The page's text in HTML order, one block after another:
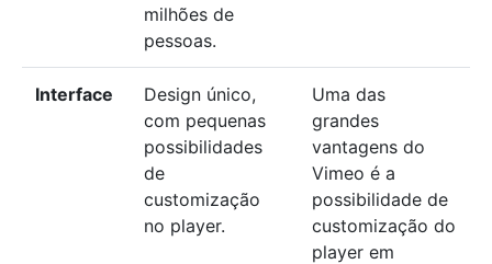
milhões de
pessoas.
Interface
Design único,
com pequenas
possibilidades
de
customização
no player.
Uma das
grandes
vantagens do
Vimeo é a
possibilidade de
customização do
player em